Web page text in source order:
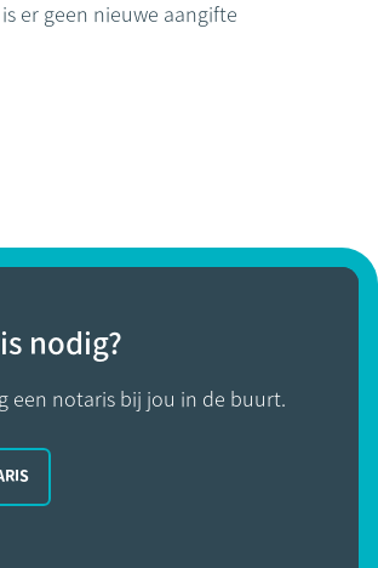
er geen nieuwe aangifte
nodig?
een notaris bij jou in de buurt.